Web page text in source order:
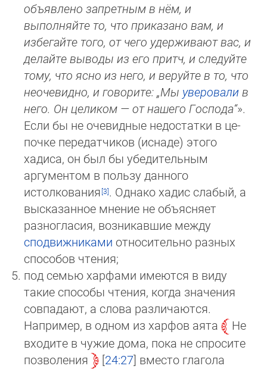
объявлено запретным в нём, и
выполняйте то, что приказано вам, и
избегайте то­го, от чего удер­жи­ва­ют вас, и
делайте выводы из его притч, и следуйте
тому, что ясно из него, и веруйте в то, что
не­оче­вид­но, и го­во­ри­те: „Мы уверовалив
него. Он целиком — от нашего Господа“».
Если бы не очевидные недостатки в це­
поч­ке пе­ре­дат­чи­ков (ис­на­де) этого
хадиса, он был бы убедительным
аргументом в пользу данного
истолкования
. Од­на­ко ха­дис сла­бый, а
выс­ка­зан­ное мнение не объясняет
разногласия, возникавшие между
сподвижниками отно­си­тель­но раз­ных
спо­со­бов чте­ния;
под семью харфами имеются в виду
такие способы чтения, когда значения
совпадают, а слова различаются.
Например, в одном из харфов аята
Не
входите в чужие дома, пока не спросите
позволения
24:27 вместо глагола